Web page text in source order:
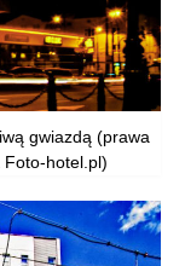
gwiazdą (prawa
hotel.pl)